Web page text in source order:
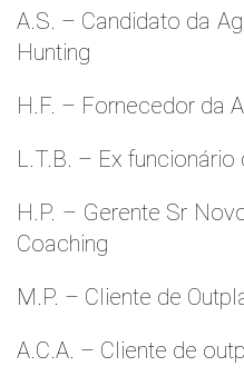
A.S. – Candidato da
Hunting
H.F. – Fornecedor da
L.T.B. – Ex funcionário
H.P. – Gerente Sr
Coaching
M.P. – Cliente de
A.C.A. – Cliente de